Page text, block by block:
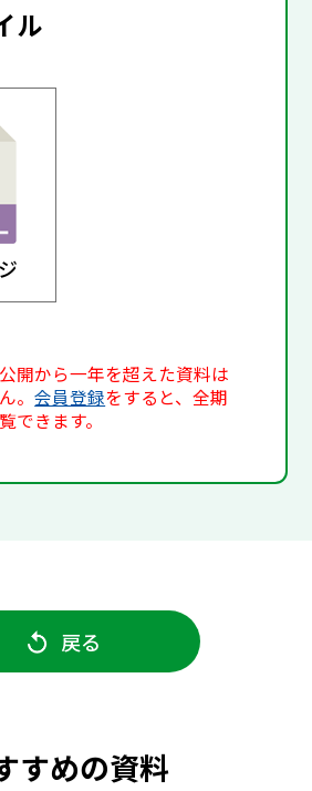
ル
開から一年を超えた資料は
。会員登録をすると、全期
できます。
戻る
すめの資料